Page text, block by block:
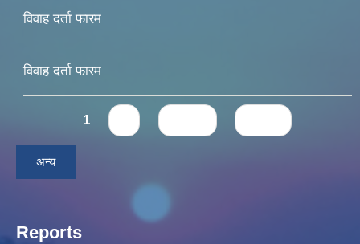
विवाह दर्ता फारम
विवाह दर्ता फारम
Pages1
अन्य
Reports